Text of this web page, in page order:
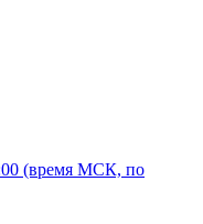
(время МСК, по